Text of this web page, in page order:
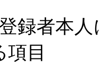
録者本人
項目